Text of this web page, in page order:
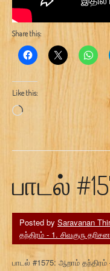
Share this:
Like this:
Loading…
பாடல்
Posted by Saravanan
தந்திரம் - 1. சிவகுரு
பாடல் #1575: ஆறாம்